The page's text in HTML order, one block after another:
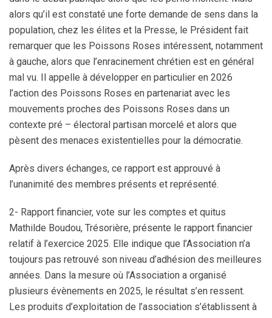
alors qu’il est constaté une forte demande de sens dans la
population, chez les élites et la Presse, le Président fait
remarquer que les Poissons Roses intéressent, notamment
à gauche, alors que l’enracinement chrétien est en général
mal vu. Il appelle à développer en particulier en 2026
l’action des Poissons Roses en partenariat avec les
mouvements proches des Poissons Roses dans un
contexte pré – électoral partisan morcelé et alors que
pèsent des menaces existentielles pour la démocratie.
Après divers échanges, ce rapport est approuvé à
l’unanimité des membres présents et représenté.
2- Rapport financier, vote sur les comptes et quitus
Mathilde Boudou, Trésorière, présente le rapport financier
relatif à l’exercice 2025. Elle indique que l’Association n’a
toujours pas retrouvé son niveau d’adhésion des meilleures
années. Dans la mesure où l’Association a organisé
plusieurs évènements en 2025, le résultat s’en ressent.
Les produits d’exploitation de l’association s’établissent à